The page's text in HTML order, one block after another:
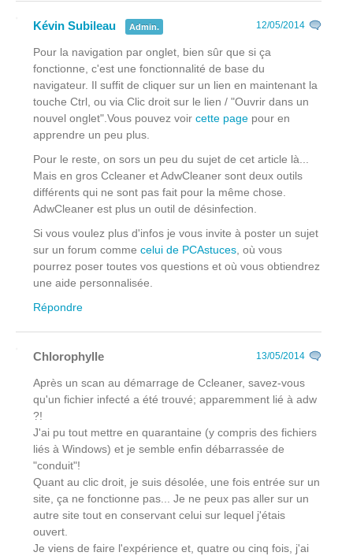
Kévin Subileau Admin. 12/05/2014
Pour la navigation par onglet, bien sûr que si ça
fonctionne, c'est une fonctionnalité de base du
navigateur. Il suffit de cliquer sur un lien en maintenant la
touche Ctrl, ou via Clic droit sur le lien / "Ouvrir dans un
nouvel onglet".Vous pouvez voir cette page pour en
apprendre un peu plus.
Pour le reste, on sors un peu du sujet de cet article là...
Mais en gros Ccleaner et AdwCleaner sont deux outils
différents qui ne sont pas fait pour la même chose.
AdwCleaner est plus un outil de désinfection.
Si vous voulez plus d'infos je vous invite à poster un sujet
sur un forum comme celui de PCAstuces, où vous
pourrez poser toutes vos questions et où vous obtiendrez
une aide personnalisée.
Répondre
Chlorophylle 13/05/2014
Après un scan au démarrage de Ccleaner, savez-vous
qu'un fichier infecté a été trouvé; apparemment lié à adw
?!
J'ai pu tout mettre en quarantaine (y compris des fichiers
liés à Windows) et je semble enfin débarrassée de
"conduit"!
Quant au clic droit, je suis désolée, une fois entrée sur un
site, ça ne fonctionne pas... Je ne peux pas aller sur un
autre site tout en conservant celui sur lequel j'étais
ouvert.
Je viens de faire l'expérience et, quatre ou cinq fois, j'ai